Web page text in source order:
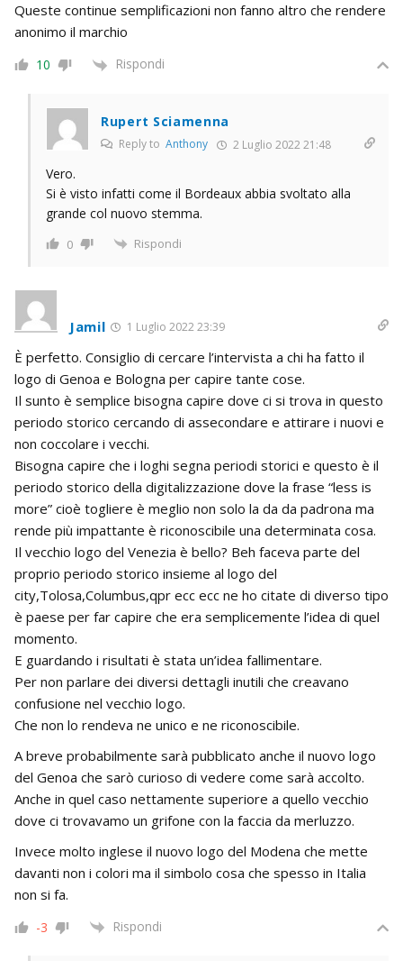
Queste continue semplificazioni non fanno altro che rendere
anonimo il marchio
10 Rispondi
Rupert Sciamenna
Reply to Anthony 2 Luglio 2022 21:48
Vero.
Si è visto infatti come il Bordeaux abbia svoltato alla
grande col nuovo stemma.
0 Rispondi
Jamil 1 Luglio 2022 23:39
È perfetto. Consiglio di cercare l’intervista a chi ha fatto il
logo di Genoa e Bologna per capire tante cose.
Il sunto è semplice bisogna capire dove ci si trova in questo
periodo storico cercando di assecondare e attirare i nuovi e
non coccolare i vecchi.
Bisogna capire che i loghi segna periodi storici e questo è il
periodo storico della digitalizzazione dove la frase “less is
more” cioè togliere è meglio non solo la da da padrona ma
rende più impattante è riconoscibile una determinata cosa.
Il vecchio logo del Venezia è bello? Beh faceva parte del
proprio periodo storico insieme al logo del
city,Tolosa,Columbus,qpr ecc ecc ne ho citate di diverso tipo
è paese per far capire che era semplicemente l’idea di quel
momento.
E guardando i risultati è stata un’idea fallimentare.
Per non parlare dei diversi dettagli inutili che creavano
confusione nel vecchio logo.
Che non lo rendeva ne unico e ne riconoscibile.
A breve probabilmente sarà pubblicato anche il nuovo logo
del Genoa che sarò curioso di vedere come sarà accolto.
Anche in quel caso nettamente superiore a quello vecchio
dove ci trovavamo un grifone con la faccia da merluzzo.
Invece molto inglese il nuovo logo del Modena che mette
davanti non i colori ma il simbolo cosa che spesso in Italia
non si fa.
-3 Rispondi